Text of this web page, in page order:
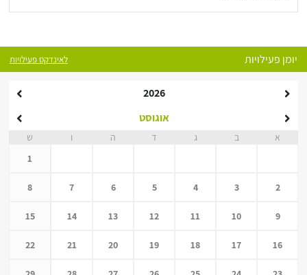
יומן פעילויות לאינדקס פעילויות
2026
אוגוסט
א ב ג ד ה ו
ש
1
2
3
4
5
6
7
8
9
10
11
12
13
14
15
16
17
18
19
20
21
22